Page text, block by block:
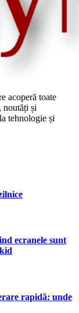
acoperă toate
noutăți și
tehnologie și
ecranele sunt
rapidă: unde